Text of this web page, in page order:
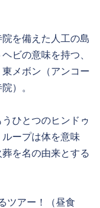
を備えた人工の島
ビの意味を持つ、
メボン（アンコー
）。
ひとつのヒンドゥ
ープは体を意味
を名の由来とする
ツアー！（昼食